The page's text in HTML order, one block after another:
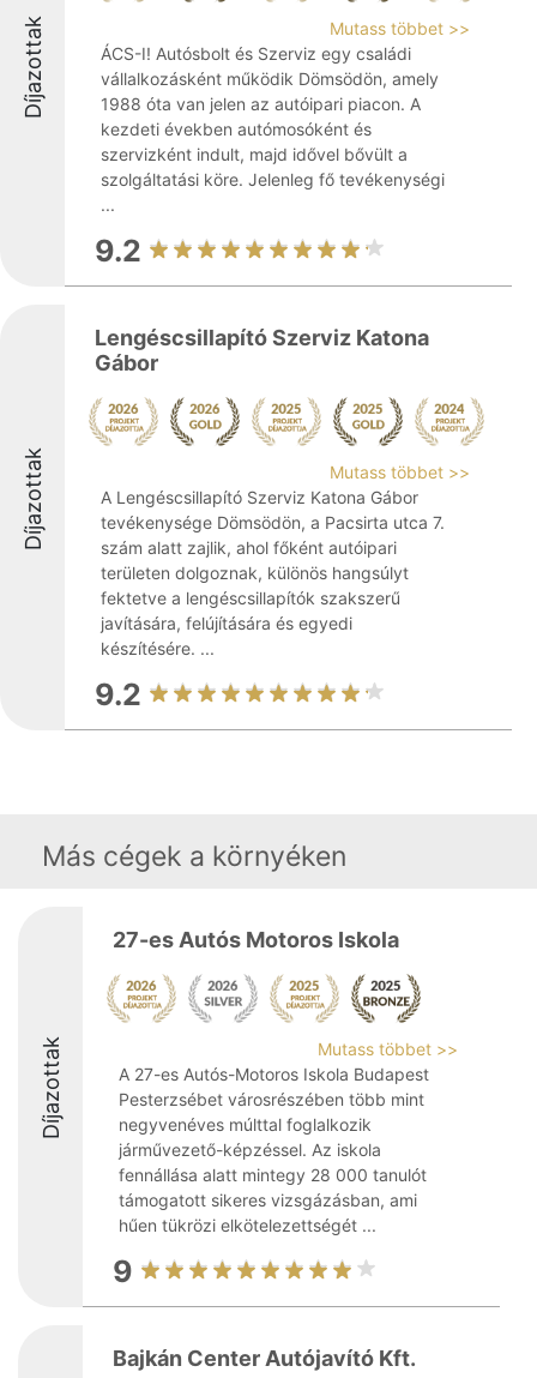
Díjazottak
Mutass többet >>
ÁCS-I! Autósbolt és Szerviz egy családi
vállalkozásként működik Dömsödön, amely
1988 óta van jelen az autóipari piacon. A
kezdeti években autómosóként és
szervizként indult, majd idővel bővült a
szolgáltatási köre. Jelenleg fő tevékenységi
...
9.2
Díjazottak
Lengéscsillapító Szerviz Katona
Gábor
Mutass többet >>
A Lengéscsillapító Szerviz Katona Gábor
tevékenysége Dömsödön, a Pacsirta utca 7.
szám alatt zajlik, ahol főként autóipari
területen dolgoznak, különös hangsúlyt
fektetve a lengéscsillapítók szakszerű
javítására, felújítására és egyedi
készítésére. ...
9.2
Más cégek a környéken
Díjazottak
27-es Autós Motoros Iskola
Mutass többet >>
A 27-es Autós-Motoros Iskola Budapest
Pesterzsébet városrészében több mint
negyvenéves múlttal foglalkozik
járművezető-képzéssel. Az iskola
fennállása alatt mintegy 28 000 tanulót
támogatott sikeres vizsgázásban, ami
hűen tükrözi elkötelezettségét ...
9
Bajkán Center Autójavító Kft.